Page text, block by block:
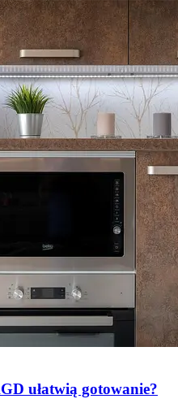
ułatwią gotowanie?